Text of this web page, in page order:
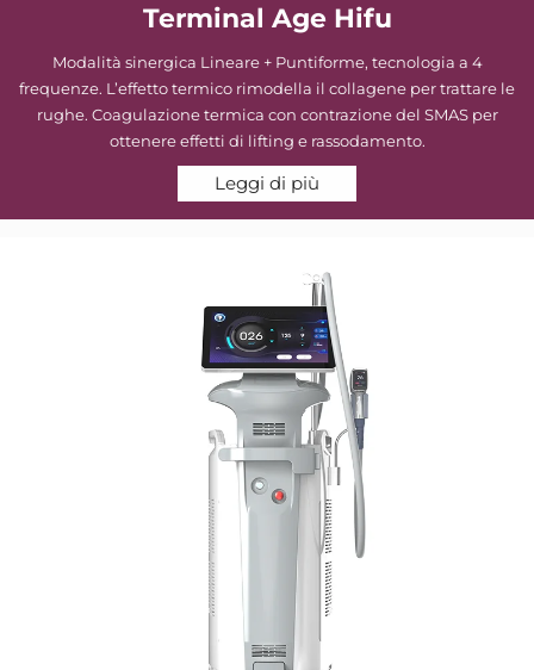
Terminal Age Hifu
Modalità sinergica Lineare + Puntiforme, tecnologia a 4
frequenze. L’effetto termico rimodella il collagene per trattare le
rughe. Coagulazione termica con contrazione del SMAS per
ottenere effetti di lifting e rassodamento.
Leggi di più